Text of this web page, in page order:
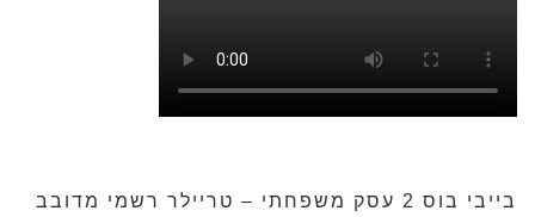
בייבי בוס 2 עסק משפחתי – טריילר רשמי מדובב